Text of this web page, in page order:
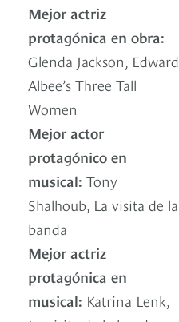
Mejor actriz
protagónica en obra:
Glenda Jackson, Edward
Albee’s Three Tall
Women
Mejor actor
protagónico en
musical: Tony
Shalhoub, La visita de la
banda
Mejor actriz
protagónica en
musical: Katrina Lenk,